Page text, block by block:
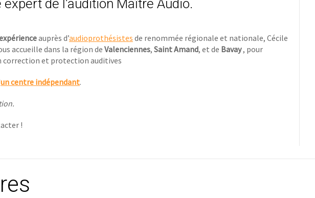
expert de l’audition Maître Audio.
auprès d’audioprothésistes de renommée régionale et nationale, Cécile
accueille dans la région de Valenciennes, Saint Amand, et de Bavay, pour
correction et protection auditives
un centre indépendant.
!